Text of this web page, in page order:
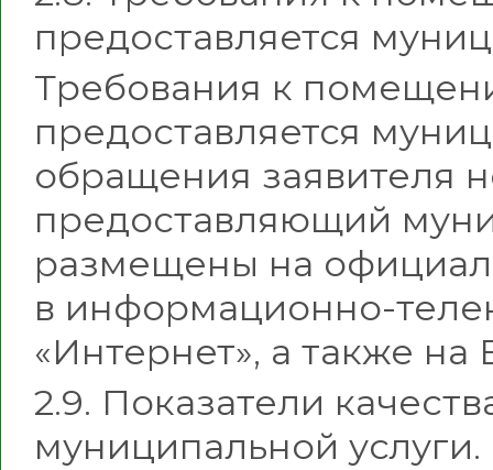
предоставляется
Требования к
предоставляется
обращения заявителя
предоставляющий
размещены на
в информационно-
«Интернет», а также
2.9. Показатели
муниципальной услуги.